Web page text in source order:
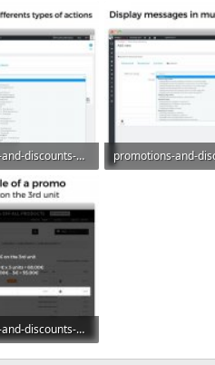
promotions-and-discounts-3x2-sales-offers-packs_003.jpg
9
promotions-and-discounts-3x2-sales-offers-packs_009.jpg
6